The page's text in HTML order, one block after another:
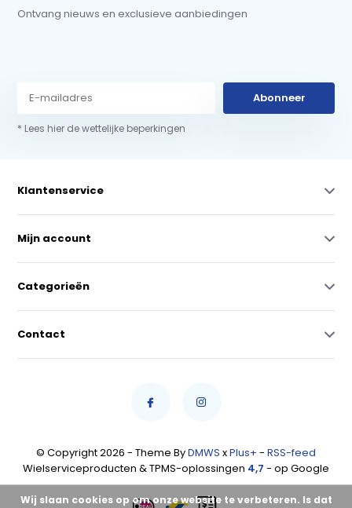
Ontvang nieuws en exclusieve aanbiedingen
Abonneer
* Lees hier de wettelijke beperkingen
Klantenservice
Mijn account
Categorieën
Contact
© Copyright 2026 - Theme ByDMWS xPlus+ - RSS-feed
Wielserviceproducten & TPMS-oplossingen 4,7 - op Google
Wij slaan cookies op om onze website te verbeteren. Is dat